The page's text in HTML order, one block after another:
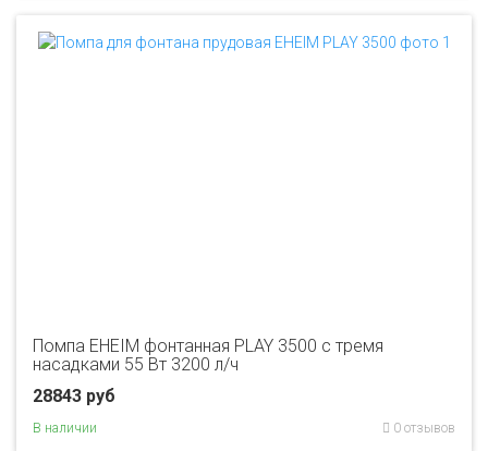
Помпа EHEIM фонтанная PLAY 3500 с тремя
насадками 55 Вт 3200 л/ч
28843 руб
В наличии 0 отзывов